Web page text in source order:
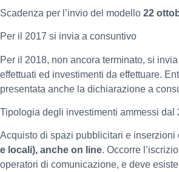
Scadenza per l’invio del modello 22
Per il 2017 si invia a consuntivo
Per il 2018, non ancora terminato, si
effettuati ed investimenti da effettuare.
presentata anche la dichiarazione a
Tipologia degli investimenti ammessi dal
Acquisto di spazi pubblicitari e inserzioni
e locali), anche on line. Occorre
operatori di comunicazione, e deve